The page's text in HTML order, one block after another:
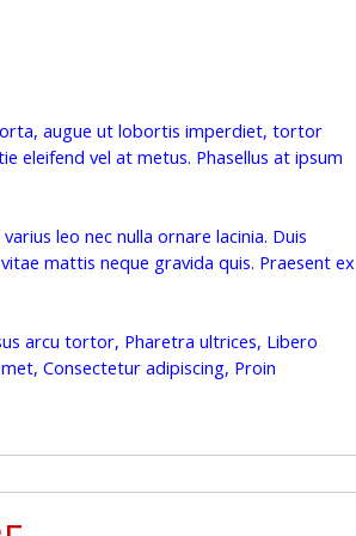
augue ut lobortis imperdiet, tortor
eleifend vel at metus. Phasellus at ipsum
leo nec nulla ornare lacinia. Duis
mattis neque gravida quis. Praesent ex
arcu tortor, Pharetra ultrices, Libero
Consectetur adipiscing, Proin